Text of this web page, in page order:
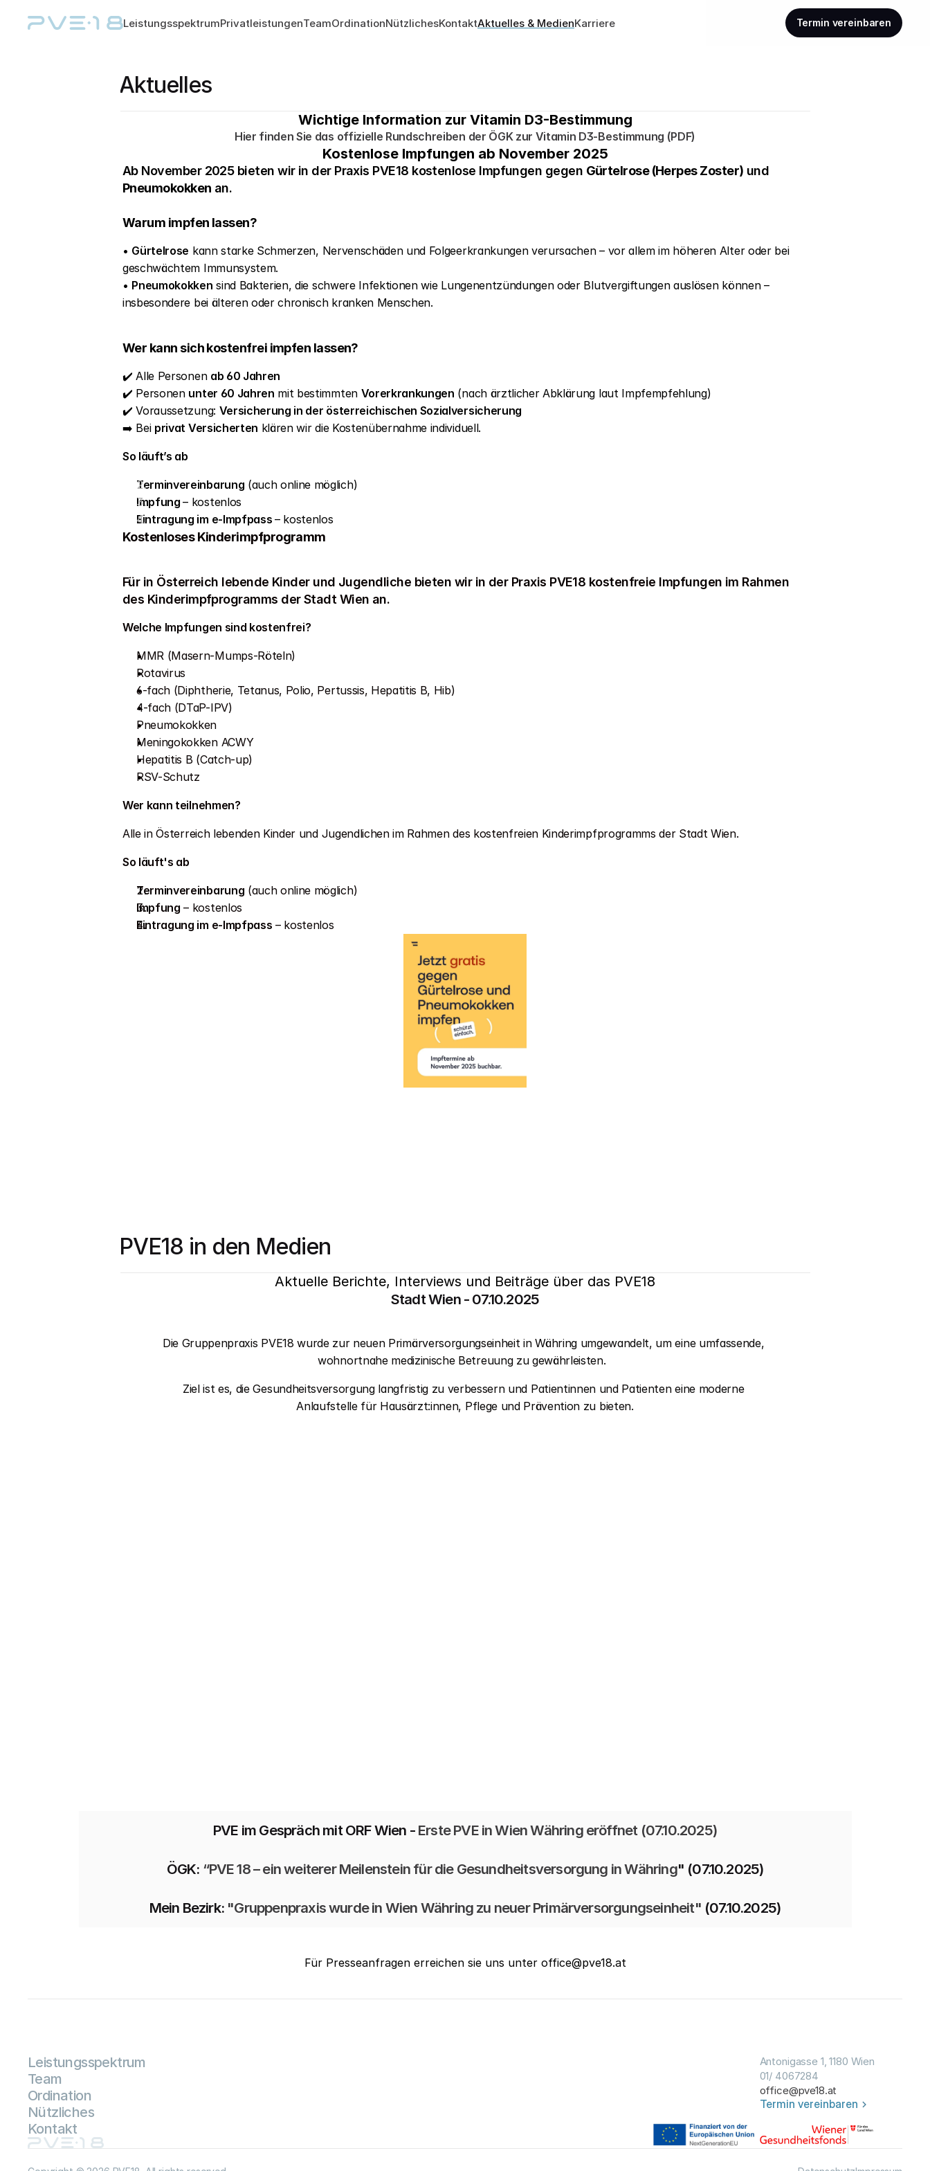
Aktuelles
Wichtige Information zur Vitamin D3-Bestimmung
Hier finden Sie das offizielle Rundschreiben der ÖGK zur Vitamin D3-Bestimmung (PDF)
Kostenlose Impfungen ab November 2025
Ab November 2025 bieten wir in der Praxis PVE18 kostenlose Impfungen gegen Gürtelrose (Herpes Zoster)
Pneumokokken an.
Warum impfen lassen?
• Gürtelrose kann starke Schmerzen, Nervenschäden und Folgeerkrankungen verursachen – vor allem im höheren Alter oder bei
geschwächtem Immunsystem.
• Pneumokokken sind Bakterien, die schwere Infektionen wie Lungenentzündungen oder Blutvergiftungen auslösen können –
insbesondere bei älteren oder chronisch kranken Menschen.
Wer kann sich kostenfrei impfen lassen?
✔️ Alle Personen ab 60 Jahren
✔️ Personen unter 60 Jahren mit bestimmten Vorerkrankungen (nach ärztlicher Abklärung laut Impfempfehlung)
✔️ Voraussetzung: Versicherung in der österreichischen Sozialversicherung
➡️ Bei privat Versicherten klären wir die Kostenübernahme individuell.
So läuft’s ab
Terminvereinbarung (auch online möglich)
Impfung – kostenlos
Eintragung im e-Impfpass – kostenlos
Kostenloses Kinderimpfprogramm
Für in Österreich lebende Kinder und Jugendliche bieten wir in der Praxis PVE18 kostenfreie Impfungen im Rahmen
des Kinderimpfprogramms der Stadt Wien an.
Welche Impfungen sind kostenfrei?
MMR (Masern-Mumps-Röteln)
Rotavirus
6-fach (Diphtherie, Tetanus, Polio, Pertussis, Hepatitis B, Hib)
4-fach (DTaP-IPV)
Pneumokokken
Meningokokken ACWY
Hepatitis B (Catch-up)
RSV-Schutz
Wer kann teilnehmen?
Alle in Österreich lebenden Kinder und Jugendlichen im Rahmen des kostenfreien Kinderimpfprogramms der Stadt Wien.
So läuft's ab
Terminvereinbarung (auch online möglich)
Impfung – kostenlos
Eintragung im e-Impfpass – kostenlos
PVE18 in den Medien
Aktuelle Berichte, Interviews und Beiträge über das PVE18
Stadt Wien - 07.10.2025
Die Gruppenpraxis PVE18 wurde zur neuen Primärversorgungseinheit in Währing umgewandelt, um eine umfassende,
wohnortnahe medizinische Betreuung zu gewährleisten.
Ziel ist es, die Gesundheitsversorgung langfristig zu verbessern und Patientinnen und Patienten eine moderne
Anlaufstelle für Hausärzt:innen, Pflege und Prävention zu bieten.
PVE im Gespräch mit ORF Wien - Erste PVE in Wien Währing eröffnet (07.10.2025)
ÖGK: “PVE 18 – ein weiterer Meilenstein für die Gesundheitsversorgung in Währing" (07.10.2025)
Mein Bezirk: "Gruppenpraxis wurde in Wien Währing zu neuer Primärversorgungseinheit" (07.10.2025)
Für Presseanfragen erreichen sie uns unter office@pve18.at
LeistungsspektrumPrivatleistungenTeamOrdinationNützlichesKontaktAktuelles & MedienKarriere Termin vereinbaren
Leistungsspektrum
Team
Ordination
Nützliches
Kontakt
Antonigasse 1, 1180 Wien
01/ 4067284
office@pve18.at
Termin vereinbaren